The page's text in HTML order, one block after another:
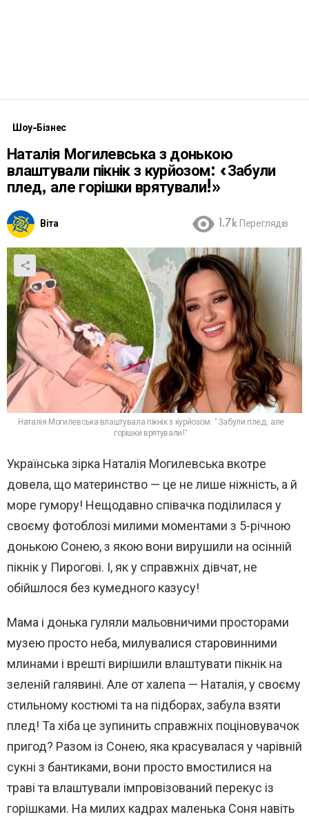
Шоу-Бізнес
Наталія Могилевська з донькою
влаштували пікнік з курйозом: «Забули
плед, але горішки врятували!»
Віта 1.7k Переглядів
Наталія Могилевська влаштувала пікнік з курйозом: "Забули плед, але
горішки врятували!"
Українська зірка Наталія Могилевська вкотре
довела, що материнство — це не лише ніжність, а й
море гумору! Нещодавно співачка поділилася у
своєму фотоблозі милими моментами з 5-річною
донькою Сонею, з якою вони вирушили на осінній
пікнік у Пирогові. І, як у справжніх дівчат, не
обійшлося без кумедного казусу!
Мама і донька гуляли мальовничими просторами
музею просто неба, милувалися старовинними
млинами і врешті вирішили влаштувати пікнік на
зеленій галявині. Але от халепа — Наталія, у своєму
стильному костюмі та на підборах, забула взяти
плед! Та хіба це зупинить справжніх поціновувачок
пригод? Разом із Сонею, яка красувалася у чарівній
сукні з бантиками, вони просто вмостилися на
траві та влаштували імпровізований перекус із
горішками. На милих кадрах маленька Соня навіть